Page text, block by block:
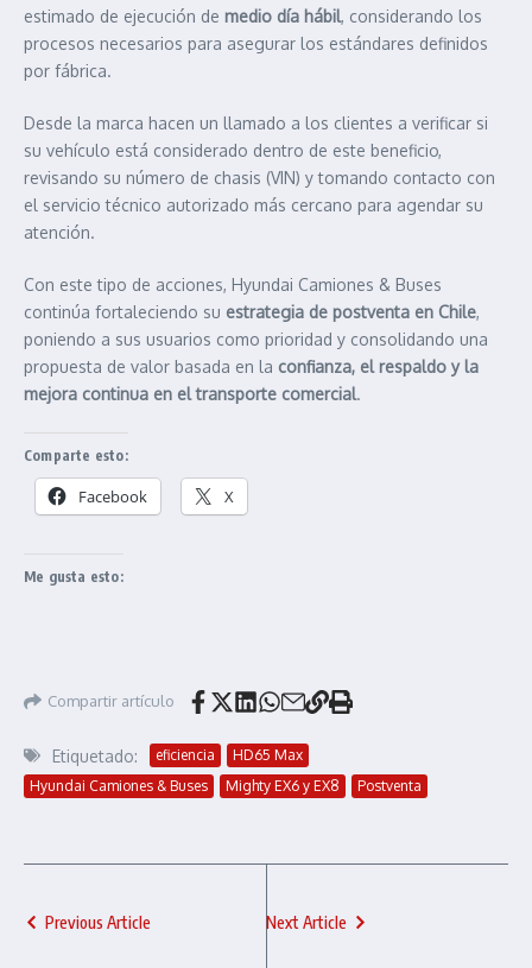
estimado de ejecución de medio día hábil, considerando los
procesos necesarios para asegurar los estándares definidos
por fábrica.
Desde la marca hacen un llamado a los clientes a verificar si
su vehículo está considerado dentro de este beneficio,
revisando su número de chasis (VIN) y tomando contacto con
el servicio técnico autorizado más cercano para agendar su
atención.
Con este tipo de acciones, Hyundai Camiones & Buses
continúa fortaleciendo su estrategia de postventa en Chile,
poniendo a sus usuarios como prioridad y consolidando una
propuesta de valor basada en la confianza, el respaldo y la
mejora continua en el transporte comercial.
Comparte esto:
Facebook X
Me gusta esto:
Compartir artículo
Etiquetado: eficiencia
HD65 Max
Hyundai Camiones & Buses
Mighty EX6 y EX8 Postventa
Previous Article Next Article